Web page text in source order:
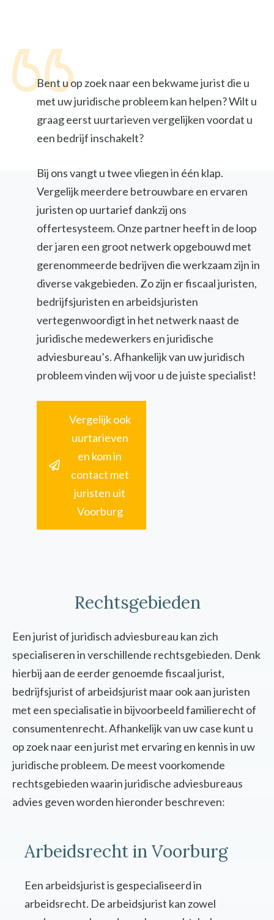
Bent u op zoek naar een bekwame jurist die u
met uw juridische probleem kan helpen? Wilt u
graag eerst uurtarieven vergelijken voordat u
een bedrijf inschakelt?
Bij ons vangt u twee vliegen in één klap.
Vergelijk meerdere betrouwbare en ervaren
juristen op uurtarief dankzij ons
offertesysteem. Onze partner heeft in de loop
der jaren een groot netwerk opgebouwd met
gerenommeerde bedrijven die werkzaam zijn in
diverse vakgebieden. Zo zijn er fiscaal juristen,
bedrijfsjuristen en arbeidsjuristen
vertegenwoordigt in het netwerk naast de
juridische medewerkers en juridische
adviesbureau’s. Afhankelijk van uw juridisch
probleem vinden wij voor u de juiste specialist!
Vergelijk ook
uurtarieven
en kom in
contact met
juristen uit
Voorburg
Rechtsgebieden
Een jurist of juridisch adviesbureau kan zich
specialiseren in verschillende rechtsgebieden. Denk
hierbij aan de eerder genoemde fiscaal jurist,
bedrijfsjurist of arbeidsjurist maar ook aan juristen
met een specialisatie in bijvoorbeeld familierecht of
consumentenrecht. Afhankelijk van uw case kunt u
op zoek naar een jurist met ervaring en kennis in uw
juridische probleem. De meest voorkomende
rechtsgebieden waarin juridische adviesbureaus
advies geven worden hieronder beschreven:
Arbeidsrecht in Voorburg
Een arbeidsjurist is gespecialiseerd in
arbeidsrecht. De arbeidsjurist kan zowel